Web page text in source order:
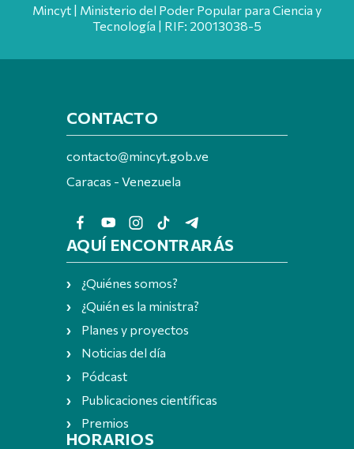
Mincyt | Ministerio del Poder Popular para Ciencia y
Tecnología | RIF: 20013038-5
CONTACTO
contacto@mincyt.gob.ve
Caracas - Venezuela
AQUÍ ENCONTRARÁS
¿Quiénes somos?
¿Quién es la ministra?
Planes y proyectos
Noticias del día
Pódcast
Publicaciones científicas
Premios
HORARIOS